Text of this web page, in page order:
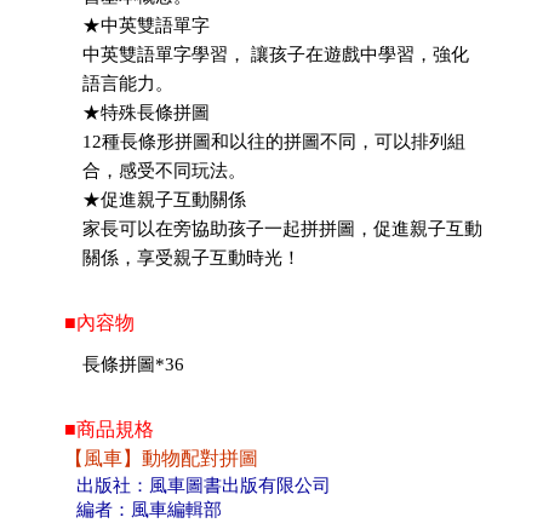
★中英雙語單字
中英雙語單字學習， 讓孩子在遊戲中學習，強化
語言能力。
★特殊長條拼圖
12種長條形拼圖和以往的拼圖不同，可以排列組
合，感受不同玩法。
★促進親子互動關係
家長可以在旁協助孩子一起拼拼圖，促進親子互動
關係，享受親子互動時光！
■內容物
長條拼圖*36
■商品規格
【風車】動物配對拼圖
出版社：風車圖書出版有限公司
編者：風車編輯部